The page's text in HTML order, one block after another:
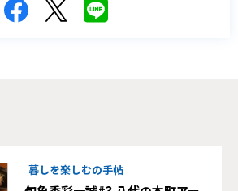
暮しを楽しむの手帖